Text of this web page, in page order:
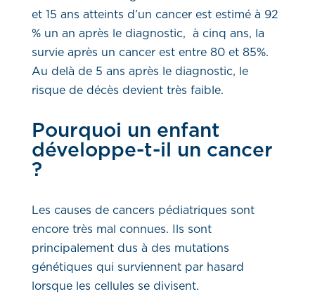
et 15 ans atteints d’un cancer est estimé à 92
% un an après le diagnostic, à cinq ans, la
survie après un cancer est entre 80 et 85%.
Au delà de 5 ans après le diagnostic, le
risque de décès devient très faible.
Pourquoi un enfant
développe-t-il un cancer
?
Les causes de cancers pédiatriques sont
encore très mal connues. Ils sont
principalement dus à des mutations
génétiques qui surviennent par hasard
lorsque les cellules se divisent.